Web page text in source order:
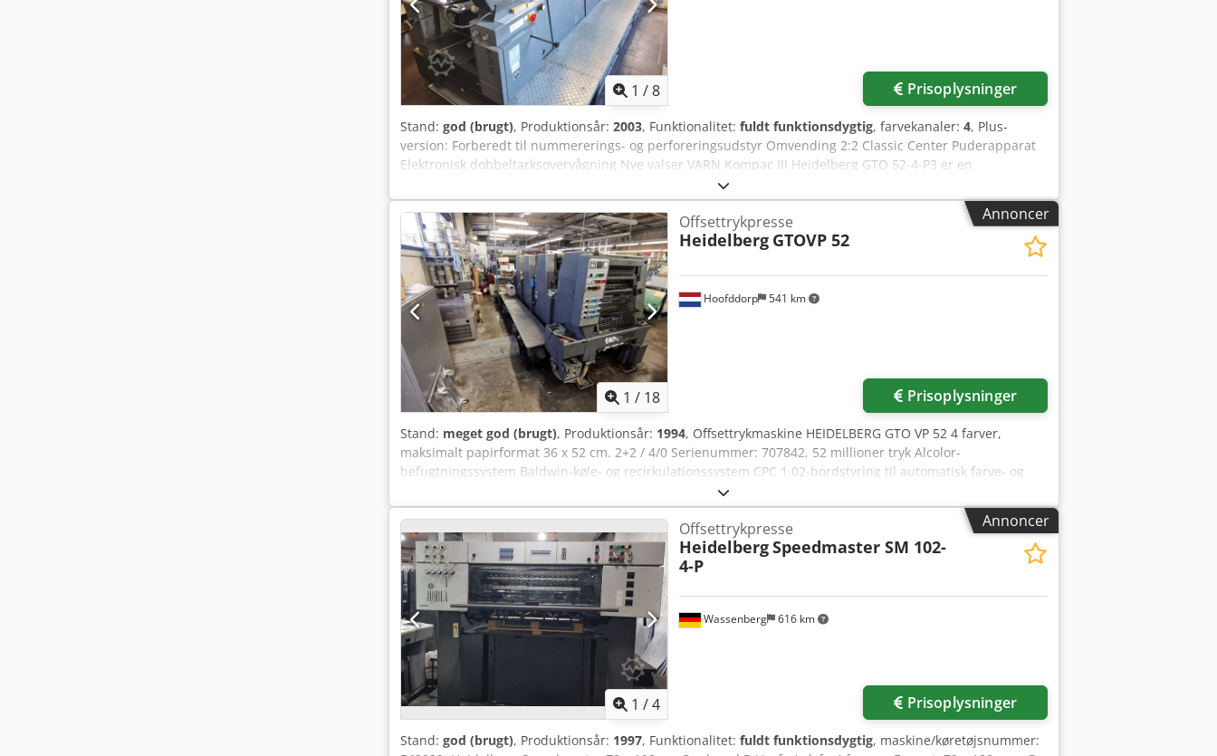
1 /8 Prisoplysninger
Stand: god (brugt), Produktionsår: 2003, Funktionalitet: fuldt funktionsdygtig, farvekanaler: 4, Plus-
version: Forberedt til nummererings- og perforeringsudstyr Omvending 2:2 Classic Center Puderapparat
Elektronisk dobbeltarksovervågning Nye valser VARN Kompac III Heidelberg GTO 52-4-P3 er en
professionel firefarvet offsetmaskine i small format, som især kendetegnes ved sin pålidelighed og
præcision inden for job- og commercialtryk. Modellen er udstyret med integreret perfekturenhed, der
muliggør tosidet trykning af ark i én gennemkørsel. Tekniske hovedspecifikationer Csdpfx Ajy Efqlsqlerf
Maks. arkformat: 360 x 520 mm (B3-format) Min. arkformat: 105 x 180 mm (enkelt) / 140 x 180 mm
(dobbelt) Trykydelse: Op til 8.000 ark pr. time Materialetykkelse: 0,03 mm til 0,4 mm Farver: 4 trykværker
Plus-version: Denne maskine er udført som "Plus-version", hvilket inkluderer forberedelse til yderligere
nummererings- og perforeringsudstyr (N+P). Betjening: Udstyret med Classic Center for central styring af
farvetilførsel og register.
Annoncer
1 / 18
Hoofddorp 541 km
Offsettrykpresse
Heidelberg GTOVP 52
Prisoplysninger
Stand: meget god (brugt), Produktionsår: 1994, Offsettrykmaskine HEIDELBERG GTO VP 52 4 farver,
maksimalt papirformat 36 x 52 cm. 2+2 / 4/0 Serienummer: 707842, 52 millioner tryk Alcolor-
befugtningssystem Baldwin-køle- og recirkulationssystem CPC 1.02-bordstyring til automatisk farve- og
pladeregistrering Nummererings- og perforeringsenhed med kamme, hjul og perforatorer
Hurtigspændebeslag, pladestans Komplet med alle dele, værktøjer og tilbehør. Oprindelsesland: Tyskland
HS-kode: 8443 131 00 Crodpfxszdq U Dj Aqlsf Vægt: 5.500 kg.
Annoncer
1 /4
Wassenberg 616 km
Offsettrykpresse
HeidelbergSpeedmaster SM 102-
4-P
Prisoplysninger
Stand: god (brugt), Produktionsår: 1997, Funktionalitet: fuldt funktionsdygtig, maskine/køretøjsnummer: